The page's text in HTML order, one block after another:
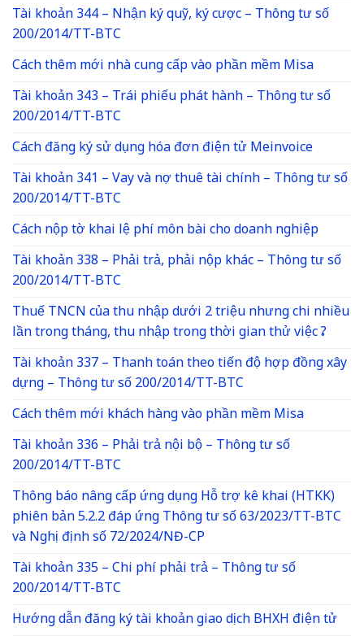
Tài khoản 344 – Nhận ký quỹ, ký cược – Thông tư số
200/2014/TT-BTC
Cách thêm mới nhà cung cấp vào phần mềm Misa
Tài khoản 343 – Trái phiếu phát hành – Thông tư số
200/2014/TT-BTC
Cách đăng ký sử dụng hóa đơn điện tử Meinvoice
Tài khoản 341 – Vay và nợ thuê tài chính – Thông tư số
200/2014/TT-BTC
Cách nộp tờ khai lệ phí môn bài cho doanh nghiệp
Tài khoản 338 – Phải trả, phải nộp khác – Thông tư số
200/2014/TT-BTC
Thuế TNCN của thu nhập dưới 2 triệu nhưng chi nhiều
lần trong tháng, thu nhập trong thời gian thử việc ?
Tài khoản 337 – Thanh toán theo tiến độ hợp đồng xây
dựng – Thông tư số 200/2014/TT-BTC
Cách thêm mới khách hàng vào phần mềm Misa
Tài khoản 336 – Phải trả nội bộ – Thông tư số
200/2014/TT-BTC
Thông báo nâng cấp ứng dụng Hỗ trợ kê khai (HTKK)
phiên bản 5.2.2 đáp ứng Thông tư số 63/2023/TT-BTC
và Nghị định số 72/2024/NĐ-CP
Tài khoản 335 – Chi phí phải trả – Thông tư số
200/2014/TT-BTC
Hướng dẫn đăng ký tài khoản giao dịch BHXH điện tử